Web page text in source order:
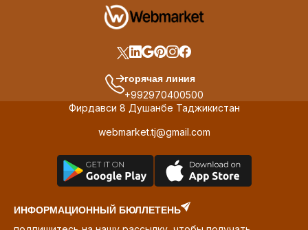
горячая линия
+992970400500
Фирдавси 8 Душанбе Таджикистан
webmarket.tj@gmail.com
ИНФОРМАЦИОННЫЙ БЮЛЛЕТЕНЬ